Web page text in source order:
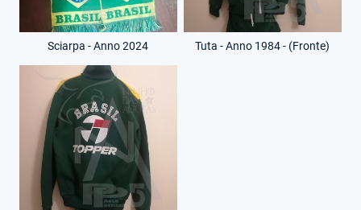
Sciarpa - Anno 2024 Tuta - Anno 1984 - (Fronte)